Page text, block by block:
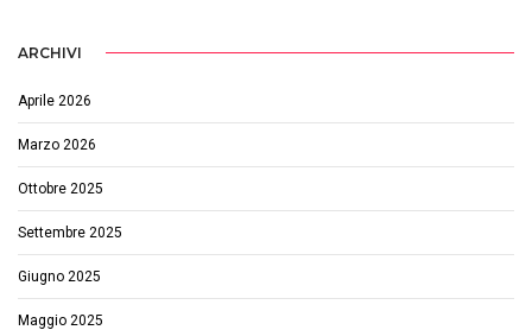
ARCHIVI
Aprile 2026
Marzo 2026
Ottobre 2025
Settembre 2025
Giugno 2025
Maggio 2025